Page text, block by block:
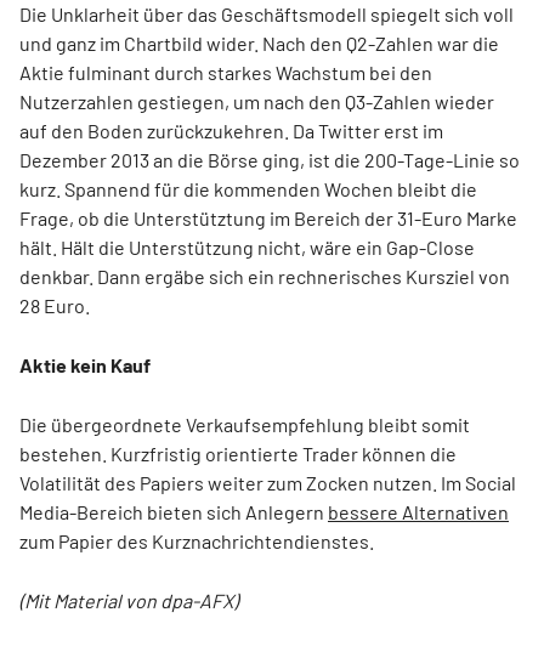
Die Unklarheit über das Geschäftsmodell spiegelt sich voll
und ganz im Chartbild wider. Nach den Q2-Zahlen war die
Aktie fulminant durch starkes Wachstum bei den
Nutzerzahlen gestiegen, um nach den Q3-Zahlen wieder
auf den Boden zurückzukehren. Da Twitter erst im
Dezember 2013 an die Börse ging, ist die 200-Tage-Linie so
kurz. Spannend für die kommenden Wochen bleibt die
Frage, ob die Unterstütztung im Bereich der 31-Euro Marke
hält. Hält die Unterstützung nicht, wäre ein Gap-Close
denkbar. Dann ergäbe sich ein rechnerisches Kursziel von
28 Euro.
Aktie kein Kauf
Die übergeordnete Verkaufsempfehlung bleibt somit
bestehen. Kurzfristig orientierte Trader können die
Volatilität des Papiers weiter zum Zocken nutzen. Im Social
Media-Bereich bieten sich Anlegern bessere Alternativen
zum Papier des Kurznachrichtendienstes.
(Mit Material von dpa-AFX)